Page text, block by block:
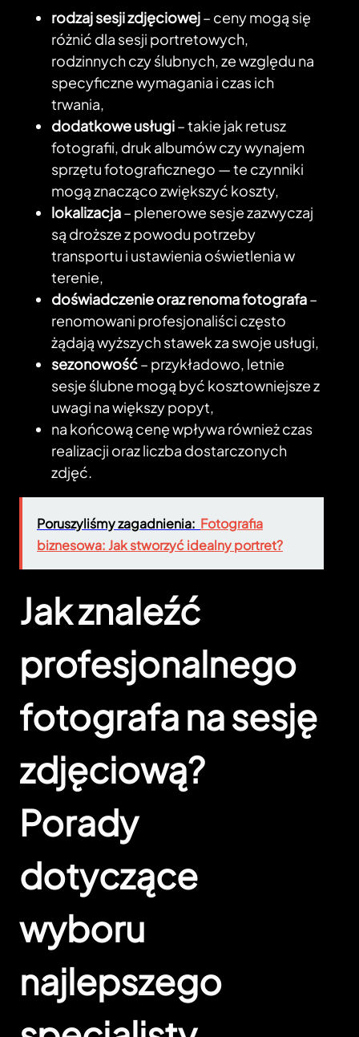
rodzaj sesji zdjęciowej– ceny mogą się
różnić dla sesji portretowych,
rodzinnych czy ślubnych, ze względu na
specyficzne wymagania i czas ich
trwania,
dodatkowe usługi– takie jak retusz
fotografii, druk albumów czy wynajem
sprzętu fotograficznego — te czynniki
mogą znacząco zwiększyć koszty,
lokalizacja– plenerowe sesje zazwyczaj
są droższe z powodu potrzeby
transportu i ustawienia oświetlenia w
terenie,
doświadczenie oraz renoma fotografa–
renomowani profesjonaliści często
żądają wyższych stawek za swoje usługi,
sezonowość– przykładowo, letnie
sesje ślubne mogą być kosztowniejsze z
uwagi na większy popyt,
na końcową cenę wpływa również czas
realizacji oraz liczba dostarczonych
zdjęć.
Poruszyliśmy zagadnienia: Fotografia
biznesowa: Jak stworzyć idealny portret?
Jak znaleźć
profesjonalnego
fotografa na sesję
zdjęciową?
Porady
dotyczące
wyboru
najlepszego